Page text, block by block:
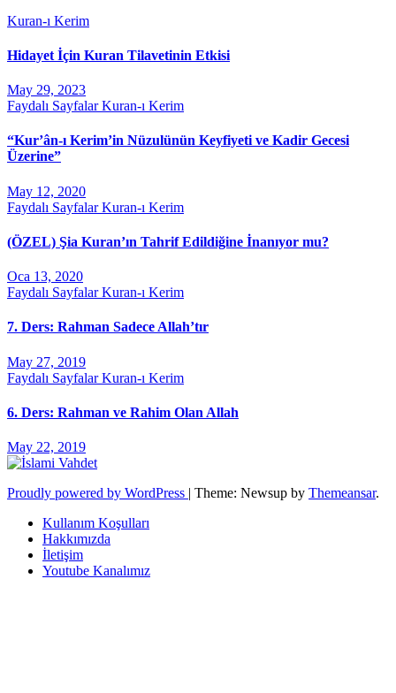
Kuran-ı Kerim
Hidayet İçin Kuran Tilavetinin Etkisi
May 29, 2023
Faydalı SayfalarKuran-ı Kerim
“Kur’ân-ı Kerim’in Nüzulünün Keyfiyeti ve Kadir Gecesi
Üzerine”
May 12, 2020
Faydalı SayfalarKuran-ı Kerim
(ÖZEL) Şia Kuran’ın Tahrif Edildiğine İnanıyor mu?
Oca 13, 2020
Faydalı SayfalarKuran-ı Kerim
7. Ders: Rahman Sadece Allah’tır
May 27, 2019
Faydalı SayfalarKuran-ı Kerim
6. Ders: Rahman ve Rahim Olan Allah
May 22, 2019
Proudly powered by WordPress | Theme: Newsup by Themeansar.
Kullanım Koşulları
Hakkımızda
İletişim
Youtube Kanalımız